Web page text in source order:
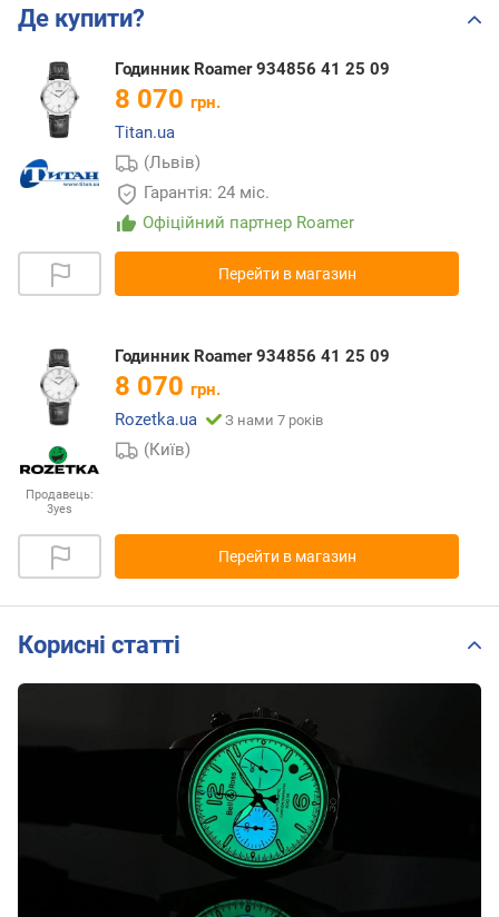
Де купити?
Годинник Roamer 934856 41 25 09
8 070 грн.
Titan.ua
(Львів)
Гарантія: 24 міс.
Офіційний партнер Roamer
Перейти в магазин
Продавець:
3yes
Годинник Roamer 934856 41 25 09
8 070 грн.
Rozetka.ua
З нами 7 років
(Київ)
Перейти в магазин
Корисні статті